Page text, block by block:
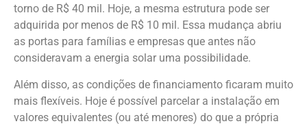
torno de R$ 40 mil. Hoje, a mesma estrutura pode ser
adquirida por menos de R$ 10 mil. Essa mudança abriu
as portas para famílias e empresas que antes não
consideravam a energia solar uma possibilidade.
Além disso, as condições de financiamento ficaram muito
mais flexíveis. Hoje é possível parcelar a instalação em
valores equivalentes (ou até menores) do que a própria